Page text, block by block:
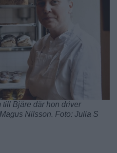
till Bjäre där hon driver
Nilsson. Foto: Julia S